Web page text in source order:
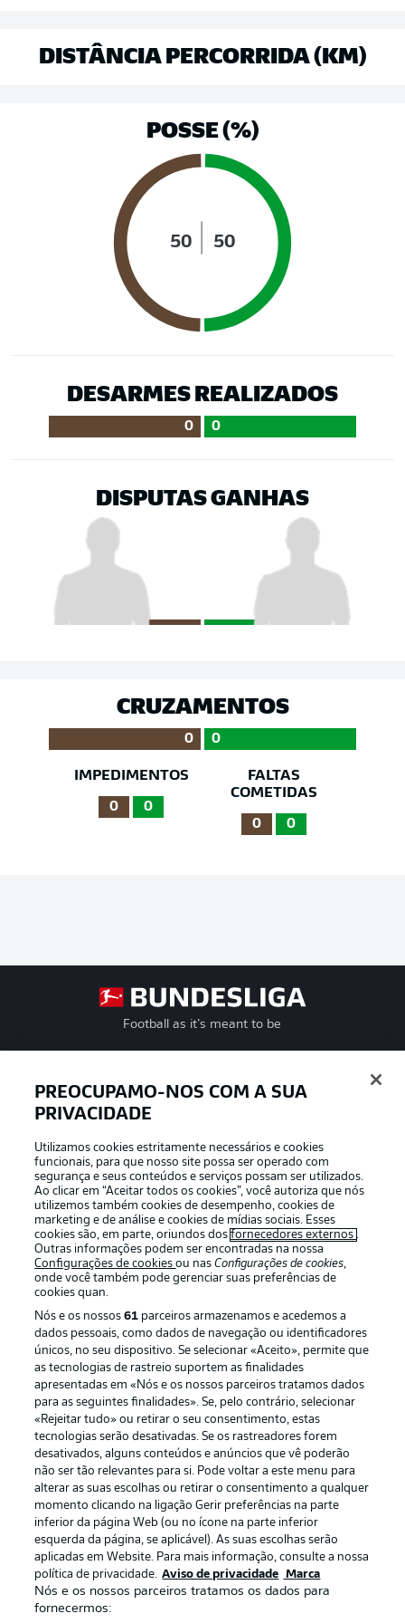
DISTÂNCIA PERCORRIDA (KM)
POSSE (%)
50 50
DESARMES REALIZADOS
0 0
DISPUTAS GANHAS
CRUZAMENTOS
0 0
IMPEDIMENTOS
0 0
FALTAS
COMETIDAS
0 0
Football as it’s meant to be
APLICATIVO DA BUNDESLIGA
Oferecido por
Publicidade Avisos legais
Gerir preferências Aviso de privacidade
Trabalhe conosco
Marca Contato
Jogadores
PREOCUPAMO-NOS COM A SUA
PRIVACIDADE
Utilizamos cookies estritamente necessários e cookies
funcionais, para que nosso site possa ser operado com
segurança e seus conteúdos e serviços possam ser utilizados.
Ao clicar em “Aceitar todos os cookies”, você autoriza que nós
utilizemos também cookies de desempenho, cookies de
marketing e de análise e cookies de mídias sociais. Esses
cookies são, em parte, oriundos dosfornecedores externos .
Outras informações podem ser encontradas na nossa
Configurações de cookiesou nasConfigurações de cookies,
onde você também pode gerenciar suas preferências de
cookies quan.
Nós e os nossos61 parceiros armazenamos e acedemos a
dados pessoais, como dados de navegação ou identificadores
únicos, no seu dispositivo. Se selecionar «Aceito», permite que
as tecnologias de rastreio suportem as finalidades
apresentadas em «Nós e os nossos parceiros tratamos dados
para as seguintes finalidades». Se, pelo contrário, selecionar
«Rejeitar tudo» ou retirar o seu consentimento, estas
tecnologias serão desativadas. Se os rastreadores forem
desativados, alguns conteúdos e anúncios que vê poderão
não ser tão relevantes para si. Pode voltar a este menu para
alterar as suas escolhas ou retirar o consentimento a qualquer
momento clicando na ligação Gerir preferências na parte
inferior da página Web (ou no ícone na parte inferior
esquerda da página, se aplicável). As suas escolhas serão
aplicadas em Website. Para mais informação, consulte a nossa
política de privacidade. Aviso de privacidade Marca
Nós e os nossos parceiros tratamos os dados para
fornecermos: